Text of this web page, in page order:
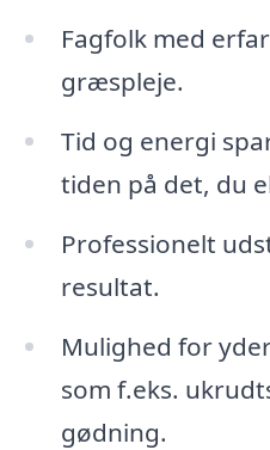
Fagfolk med
græspleje.
Tid og energi
tiden på det, du
Professionelt
resultat.
Mulighed for
som f.eks.
gødning.